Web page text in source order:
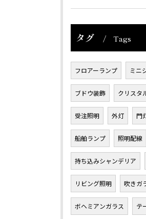
タグ Tags
フロアーランプ ミニ
ブドウ装飾 クリスタ
受注照明 外灯 門
船舶ランプ 照明配線
持ち込みシャンデリア
リビング照明 吹きガ
ボヘミアンガラス テ